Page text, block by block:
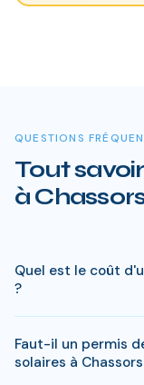
QUESTIONS
Tout
à
Quel est le coût
?
à 9 kWc). Après les
(MaPrimeRénov',
Faut-il un permis
solaires à